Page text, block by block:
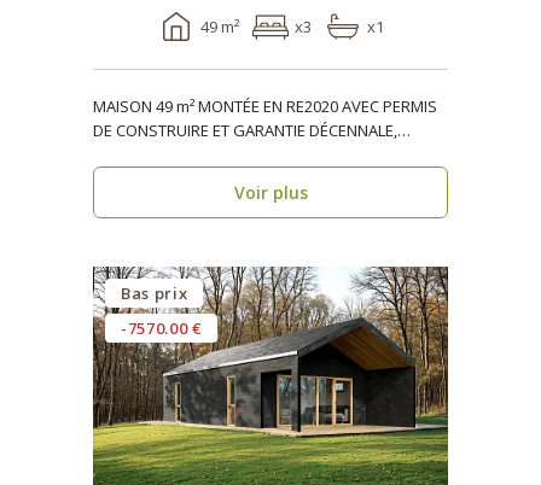
49 m² x3 x1
MAISON 49 m² MONTÉE EN RE2020 AVEC PERMIS
DE CONSTRUIRE ET GARANTIE DÉCENNALE,
Voir plus
Bas prix
-7570.00 €